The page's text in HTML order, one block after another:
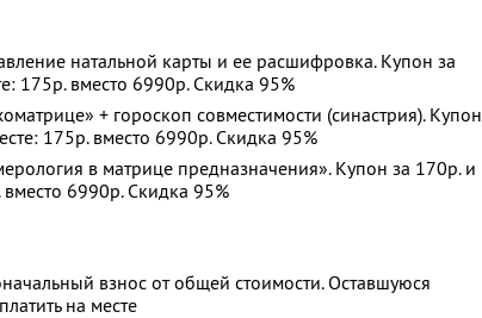
натальной карты и ее расшифровка. Купон за
175р. вместо 6990р. Скидка 95%
+ гороскоп совместимости (синастрия). Купон
175р. вместо 6990р. Скидка 95%
в матрице предназначения». Купон за 170р. и
6990р. Скидка 95%
взнос от общей стоимости. Оставшуюся
на месте